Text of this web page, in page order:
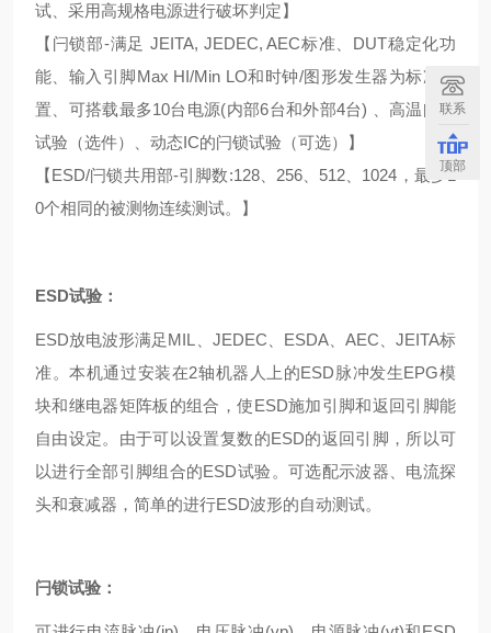
试、采用高规格电源进行破坏判定】
【闩锁部-满足 JEITA, JEDEC, AEC标准、DUT稳定化功
能、输入引脚Max HI/Min LO和时钟/图形发生器为标准配
置、可搭载最多10台电源(内部6台和外部4台) 、高温闩锁
试验（选件）、动态IC的闩锁试验（可选）】
【ESD/闩锁共用部-引脚数:128、256、512、1024，最多1
0个相同的被测物连续测试。】
ESD试验：
ESD放电波形满足MIL、JEDEC、ESDA、AEC、JEITA标
准。本机通过安装在2轴机器人上的ESD脉冲发生EPG模
块和继电器矩阵板的组合，使ESD施加引脚和返回引脚能
自由设定。由于可以设置复数的ESD的返回引脚，所以可
以进行全部引脚组合的ESD试验。可选配示波器、电流探
头和衰减器，简单的进行ESD波形的自动测试。
闩锁试验：
联系
顶部